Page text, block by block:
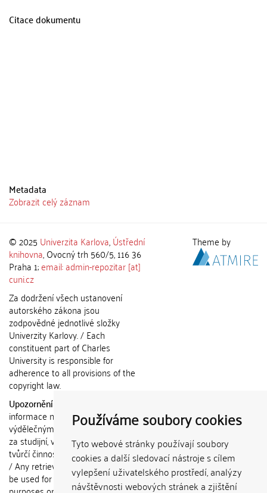
Používáme soubory cookies
Tyto webové stránky používají soubory
cookies a další sledovací nástroje s cílem
vylepšení uživatelského prostředí, analýzy
návštěvnosti webových stránek a zjištění
Citace dokumentu
Metadata
Zobrazit celý záznam
© 2025 Univerzita Karlova,Ústřední
knihovna, Ovocný trh 560/5, 116 36
Praha 1;email: admin-repozitar [at]
cuni.cz
Za dodržení všech ustanovení
autorského zákona jsou
zodpovědné jednotlivé složky
Univerzity Karlovy. / Each
constituent part of Charles
University is responsible for
adherence to all provisions of the
copyright law.
Upozornění / Notice:
informace nemohou být použity k
výdělečným účelům nebo vydávány
za studijní, vědeckou nebo jinou
tvůrčí činnost jiné osoby než autora.
/ Any retrieved information shall not
be used for any commercial
Theme by